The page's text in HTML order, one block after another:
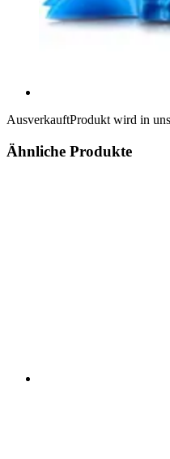
AusverkauftProdukt wird in
Ähnliche Produkte